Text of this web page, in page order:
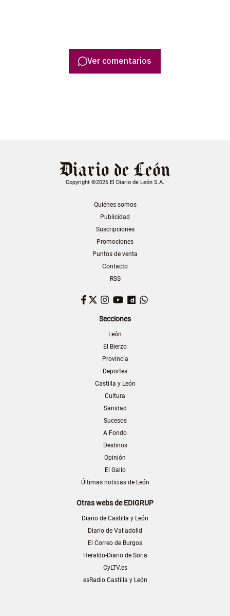
Ver comentarios
Copyright ©2026 El Diario de León S.A.
Quiénes somos
Publicidad
Suscripciones
Promociones
Puntos de venta
Contacto
RSS
Facebook
TwitterInstagram
YouTubeDailymotion
Secciones
León
El Bierzo
Provincia
Deportes
Castilla y León
Cultura
Sanidad
Sucesos
A Fondo
Destinos
Opinión
El Gallo
Últimas noticias de León
Otras webs de EDIGRUP
Diario de Castilla y León
Diario de Valladolid
El Correo de Burgos
Heraldo-Diario de Soria
CyLTV.es
esRadio Castilla y León